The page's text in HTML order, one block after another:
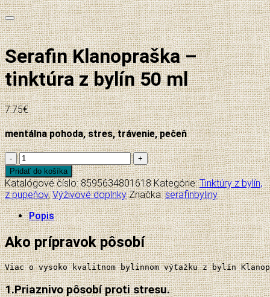
Pridať do zoznamu želaní
Serafin Klanopraška –
tinktúra z bylín 50 ml
7.75€
mentálna pohoda, stres, trávenie, pečeň
množstvo
Serafin
Klanopraška
-
tinktúra
z
bylín
50
ml
Pridať do košíka
Katalógové číslo:8595634801618 Kategórie:Tinktúry z bylín,
z pupeňov,Výživové doplnky Značka:serafinbyliny
Popis
Ako prípravok pôsobí
Viac o vysoko kvalitnom bylinnom výťažku z bylín
1.Priaznivo pôsobí proti stresu.